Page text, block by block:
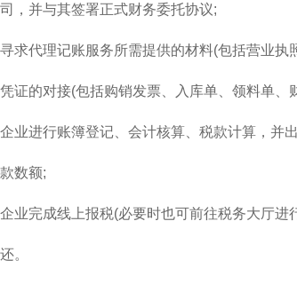
，并与其签署正式财务委托协议;
求代理记账服务所需提供的材料(包括营业
证的对接(包括购销发票、入库单、领料单、
业进行账簿登记、会计核算、税款计算，并
数额;
业完成线上报税(必要时也可前往税务大厅进
。